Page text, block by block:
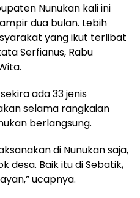
Nunukan kali ini
dua bulan. Lebih
yang ikut terlibat
Serfianus, Rabu
ada 33 jenis
selama rangkaian
berlangsung.
di Nunukan saja,
desa. Baik itu di Sebatik,
ucapnya.